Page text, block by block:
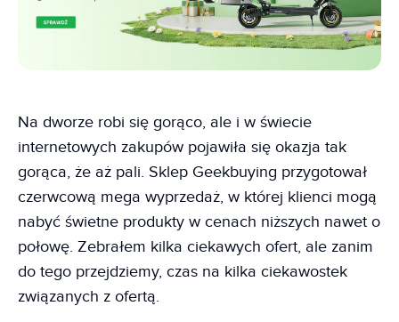
Na dworze robi się gorąco, ale i w świecie
internetowych zakupów pojawiła się okazja tak
gorąca, że aż pali. Sklep Geekbuying przygotował
czerwcową mega wyprzedaż, w której klienci mogą
nabyć świetne produkty w cenach niższych nawet o
połowę. Zebrałem kilka ciekawych ofert, ale zanim
do tego przejdziemy, czas na kilka ciekawostek
związanych z ofertą.